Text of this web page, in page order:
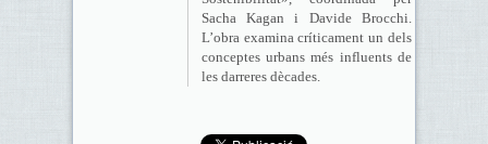
Sacha Kagan i Davide Brocchi.
L’obra examina críticament un dels
conceptes urbans més influents de
les darreres dècades.